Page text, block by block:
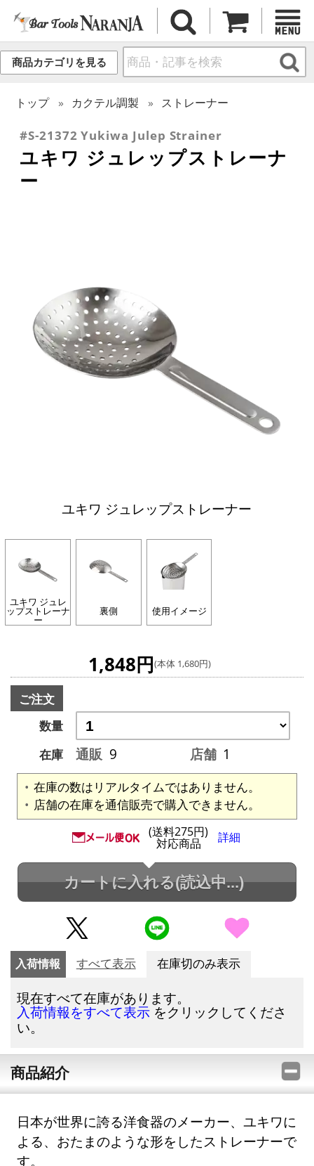
商品カテゴリを見る
トップ カクテル調製 ストレーナー
#S-21372 Yukiwa Julep Strainer
ユキワ ジュレップストレーナ
ー
ユキワ ジュレップストレーナー
ユキワ ジュレ
ップストレーナ
ー
裏側 使用イメージ
1,848円(本体 1,680円)
ご注文
数量
在庫
通販 9 店舗 1
在庫の数はリアルタイムではありません。
店舗の在庫を通信販売で購入できません。
(送料275円)
対応商品 詳細
カートに入れる(読込中...)
入荷情報 すべて表示 在庫切のみ表示
現在すべて在庫があります。
入荷情報をすべて表示 をクリックしてくださ
い。
商品紹介
日本が世界に誇る洋食器のメーカー、ユキワに
よる、おたまのような形をしたストレーナーで
す。